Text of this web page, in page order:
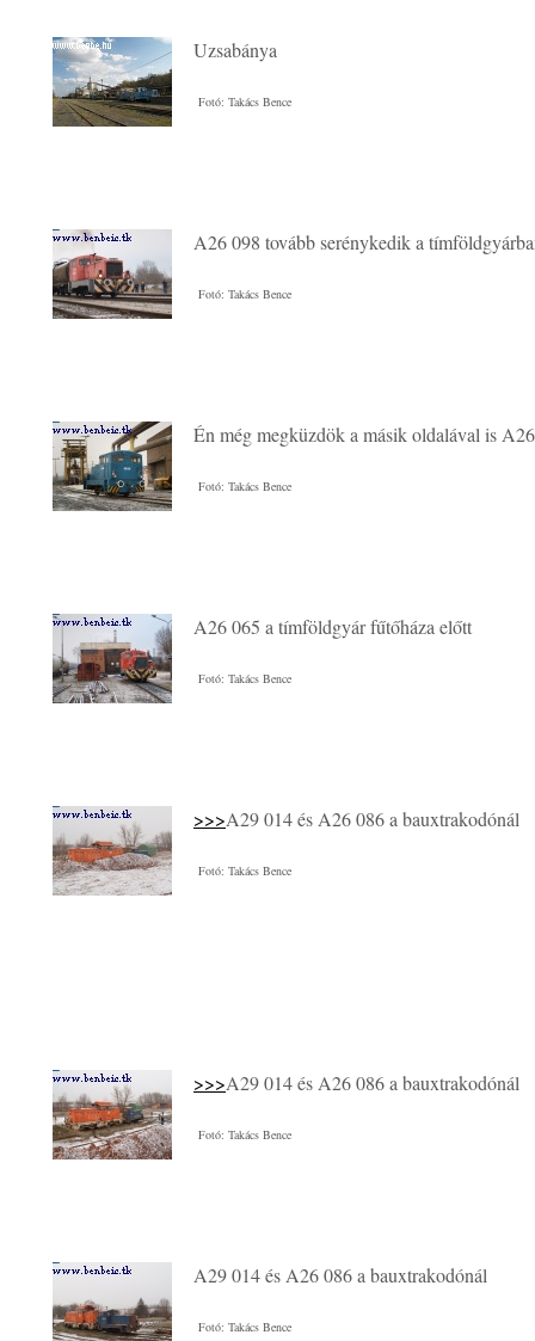
Uzsabánya
Fotó: Takács Bence
A26 098 tovább serénykedik a
Fotó: Takács Bence
Én még megküzdök a másik oldalával is
Fotó: Takács Bence
A26 065 a tímföldgyár fűtőháza előtt
Fotó: Takács Bence
>>>A29 014 és A26 086 a bauxtrakodónál
Fotó: Takács Bence
>>>A29 014 és A26 086 a bauxtrakodónál
Fotó: Takács Bence
A29 014 és A26 086 a bauxtrakodónál
Fotó: Takács Bence